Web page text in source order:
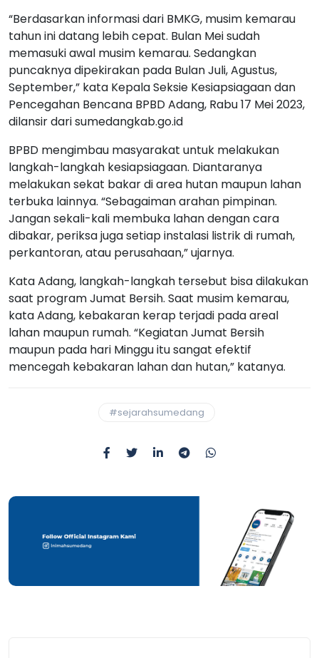
“Berdasarkan informasi dari BMKG, musim kemarau
tahun ini datang lebih cepat. Bulan Mei sudah
memasuki awal musim kemarau. Sedangkan
puncaknya dipekirakan pada Bulan Juli, Agustus,
September,” kata Kepala Seksie Kesiapsiagaan dan
Pencegahan Bencana BPBD Adang, Rabu 17 Mei 2023,
dilansir dari sumedangkab.go.id
BPBD mengimbau masyarakat untuk melakukan
langkah-langkah kesiapsiagaan. Diantaranya
melakukan sekat bakar di area hutan maupun lahan
terbuka lainnya. “Sebagaiman arahan pimpinan.
Jangan sekali-kali membuka lahan dengan cara
dibakar, periksa juga setiap instalasi listrik di rumah,
perkantoran, atau perusahaan,” ujarnya.
Kata Adang, langkah-langkah tersebut bisa dilakukan
saat program Jumat Bersih. Saat musim kemarau,
kata Adang, kebakaran kerap terjadi pada areal
lahan maupun rumah. “Kegiatan Jumat Bersih
maupun pada hari Minggu itu sangat efektif
mencegah kebakaran lahan dan hutan,” katanya.
#sejarahsumedang